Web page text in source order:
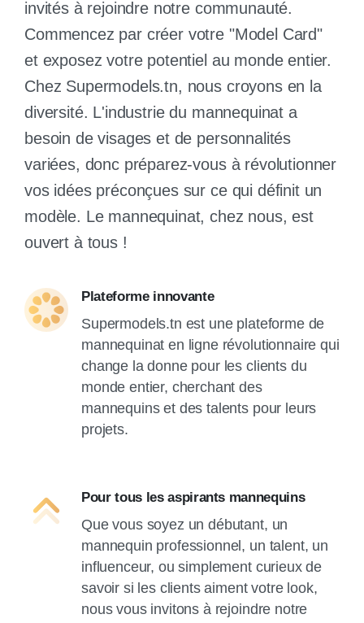
invités à rejoindre notre communauté.
Commencez par créer votre "Model Card"
et exposez votre potentiel au monde entier.
Chez Supermodels.tn, nous croyons en la
diversité. L'industrie du mannequinat a
besoin de visages et de personnalités
variées, donc préparez-vous à révolutionner
vos idées préconçues sur ce qui définit un
modèle. Le mannequinat, chez nous, est
ouvert à tous !
Plateforme innovante
Supermodels.tn est une plateforme de
mannequinat en ligne révolutionnaire qui
change la donne pour les clients du
monde entier, cherchant des
mannequins et des talents pour leurs
projets.
Pour tous les aspirants mannequins
Que vous soyez un débutant, un
mannequin professionnel, un talent, un
influenceur, ou simplement curieux de
savoir si les clients aiment votre look,
nous vous invitons à rejoindre notre